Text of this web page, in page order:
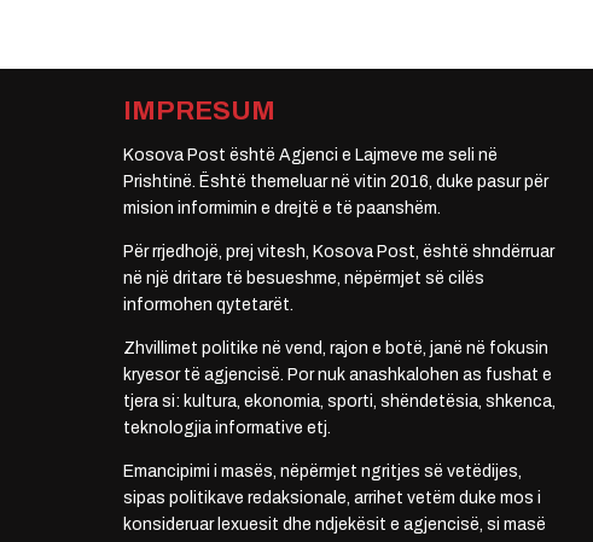
IMPRESUM
Kosova Post është Agjenci e Lajmeve me seli në
Prishtinë. Është themeluar në vitin 2016, duke pasur për
mision informimin e drejtë e të paanshëm.
Për rrjedhojë, prej vitesh, Kosova Post, është shndërruar
në një dritare të besueshme, nëpërmjet së cilës
informohen qytetarët.
Zhvillimet politike në vend, rajon e botë, janë në fokusin
kryesor të agjencisë. Por nuk anashkalohen as fushat e
tjera si: kultura, ekonomia, sporti, shëndetësia, shkenca,
teknologjia informative etj.
Emancipimi i masës, nëpërmjet ngritjes së vetëdijes,
sipas politikave redaksionale, arrihet vetëm duke mos i
konsideruar lexuesit dhe ndjekësit e agjencisë, si masë